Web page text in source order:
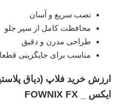
نصب سریع و آسان
محافظت کامل از سپر جلو
طراحی مدرن و دقیق
مناسب برای جایگزینی
ارزش خرید فلاپ (دیاق
ایکس _ FOWNIX FX